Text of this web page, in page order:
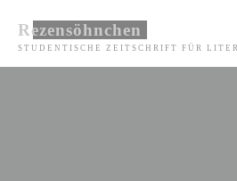
Inhalt
springen
Rezensöhnchen
STUDENTISCHE ZEITSCHRIFT FÜR